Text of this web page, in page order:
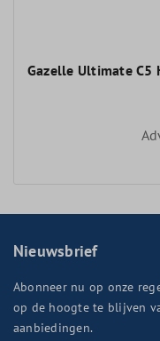
Gazelle Ultimate C5
Nieuwsbrief
Abonneer nu op onze
op de hoogte te blijven
aanbiedingen.